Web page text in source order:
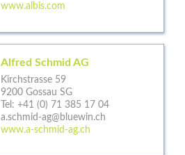
www.albis.com
Alfred Schmid AG
Kirchstrasse 59
9200 Gossau SG
Tel: +41 (0) 71 385 17 04
a.schmid-ag@bluewin.ch
www.a-schmid-ag.ch